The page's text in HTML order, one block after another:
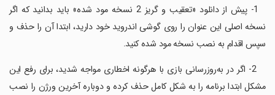
‏ ‏ 1- پیش از دانلود «تعقیب و گریز 2 نسخه مود شده» باید بدانید که اگر
نسخه اصلی این عنوان را روی گوشی اندروید خود دارید، ابتدا آن را حذف و
سپس اقدام به نصب نسخه مود شده کنید.
‏ ‏ ‏ 2- اگر در به‌روزرسانی بازی با هرگونه اخطاری مواجه شدید، برای رفع این
مشکل ابتدا برنامه را به شکل کامل حذف کرده و دوباره آخرین ورژن را نصب